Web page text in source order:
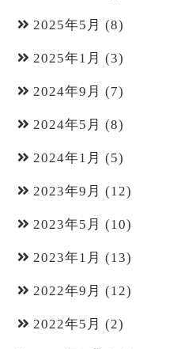
2025年5月 (8)
2025年1月 (3)
2024年9月 (7)
2024年5月 (8)
2024年1月 (5)
2023年9月 (12)
2023年5月 (10)
2023年1月 (13)
2022年9月 (12)
2022年5月 (2)